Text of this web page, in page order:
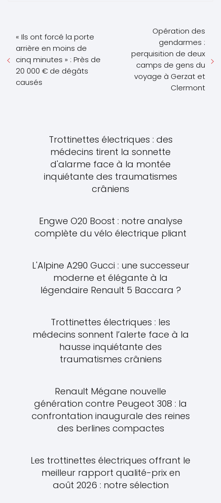
« Ils ont forcé la porte
arrière en moins de
cinq minutes » : Près de
20 000 € de dégâts
causés
Opération des
gendarmes :
perquisition de deux
camps de gens du
voyage à Gerzat et
Clermont
Trottinettes électriques : des
médecins tirent la sonnette
d'alarme face à la montée
inquiétante des traumatismes
crâniens
Engwe O20 Boost : notre analyse
complète du vélo électrique pliant
L'Alpine A290 Gucci : une successeur
moderne et élégante à la
légendaire Renault 5 Baccara ?
Trottinettes électriques : les
médecins sonnent l’alerte face à la
hausse inquiétante des
traumatismes crâniens
Renault Mégane nouvelle
génération contre Peugeot 308 : la
confrontation inaugurale des reines
des berlines compactes
Les trottinettes électriques offrant le
meilleur rapport qualité-prix en
août 2026 : notre sélection